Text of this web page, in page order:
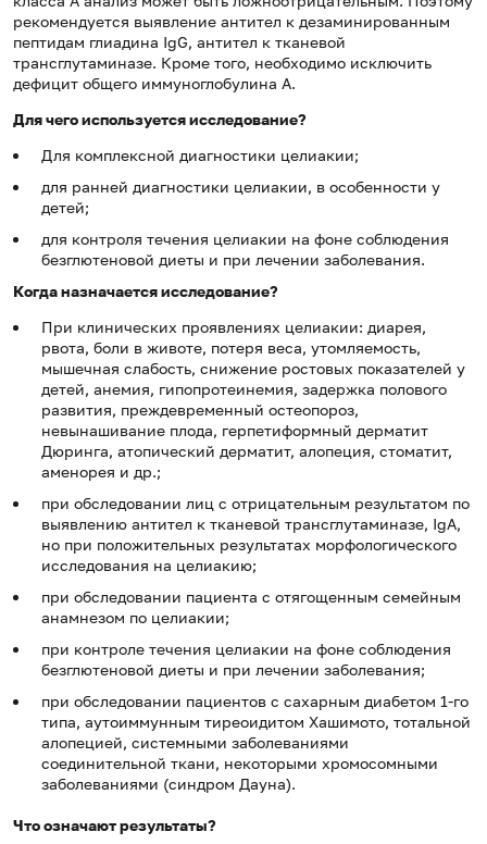
рекомендуется выявление антител к дезаминированным
пептидам глиадина IgG, антител к тканевой
трансглутаминазе. Кроме того, необходимо исключить
дефицит общего иммуноглобулина A.
Для чего используется исследование?
Для комплексной диагностики целиакии;
для ранней диагностики целиакии, в особенности у
детей;
для контроля течения целиакии на фоне соблюдения
безглютеновой диеты и при лечении заболевания.
Когда назначается исследование?
При клинических проявлениях целиакии: диарея,
рвота, боли в животе, потеря веса, утомляемость,
мышечная слабость, снижение ростовых показателей у
детей, анемия, гипопротеинемия, задержка полового
развития, преждевременный остеопороз,
невынашивание плода, герпетиформный дерматит
Дюринга, атопический дерматит, алопеция, стоматит,
аменорея и др.;
при обследовании лиц с отрицательным результатом по
выявлению антител к тканевой трансглутаминазе, IgA,
но при положительных результатах морфологического
исследования на целиакию;
при обследовании пациента с отягощенным семейным
анамнезом по целиакии;
при контроле течения целиакии на фоне соблюдения
безглютеновой диеты и при лечении заболевания;
при обследовании пациентов с сахарным диабетом 1-го
типа, аутоиммунным тиреоидитом Хашимото, тотальной
алопецией, системными заболеваниями
соединительной ткани, некоторыми хромосомными
заболеваниями (синдром Дауна).
Что означают результаты?